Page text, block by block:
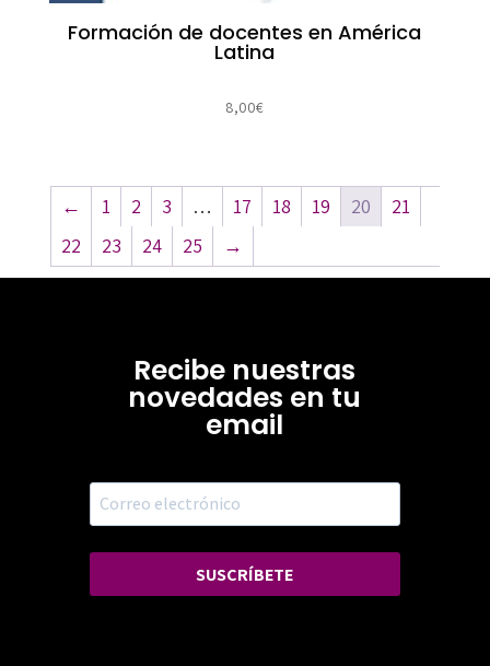
Formación de docentes en América
Latina
8,00€
← 1 2 3 … 17 18 19 20
21
22
23 24 25 →
Recibe nuestras
novedades en tu
email
SUSCRÍBETE